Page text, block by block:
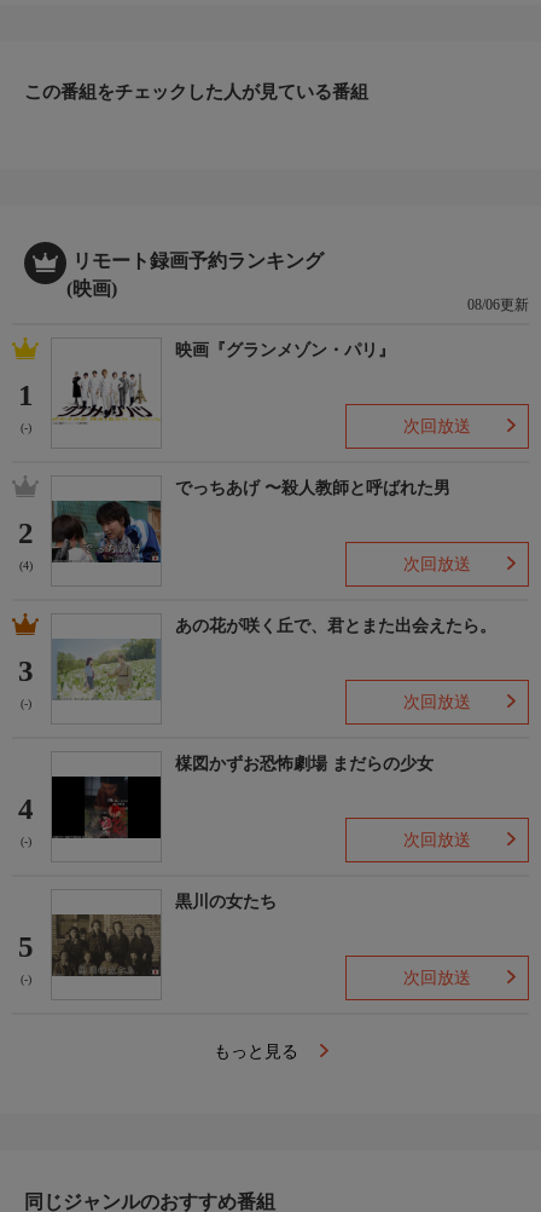
この番組をチェックした人が見ている番組
リモート録画予約ランキング
(映画)
08/06更新
1
(-)
映画『グランメゾン・パリ』
次回放送
2
(4)
でっちあげ 〜殺人教師と呼ばれた男
次回放送
3
(-)
あの花が咲く丘で、君とまた出会えたら。
次回放送
4
(-)
楳図かずお恐怖劇場 まだらの少女
次回放送
5
(-)
黒川の女たち
次回放送
もっと見る
同じジャンルのおすすめ番組